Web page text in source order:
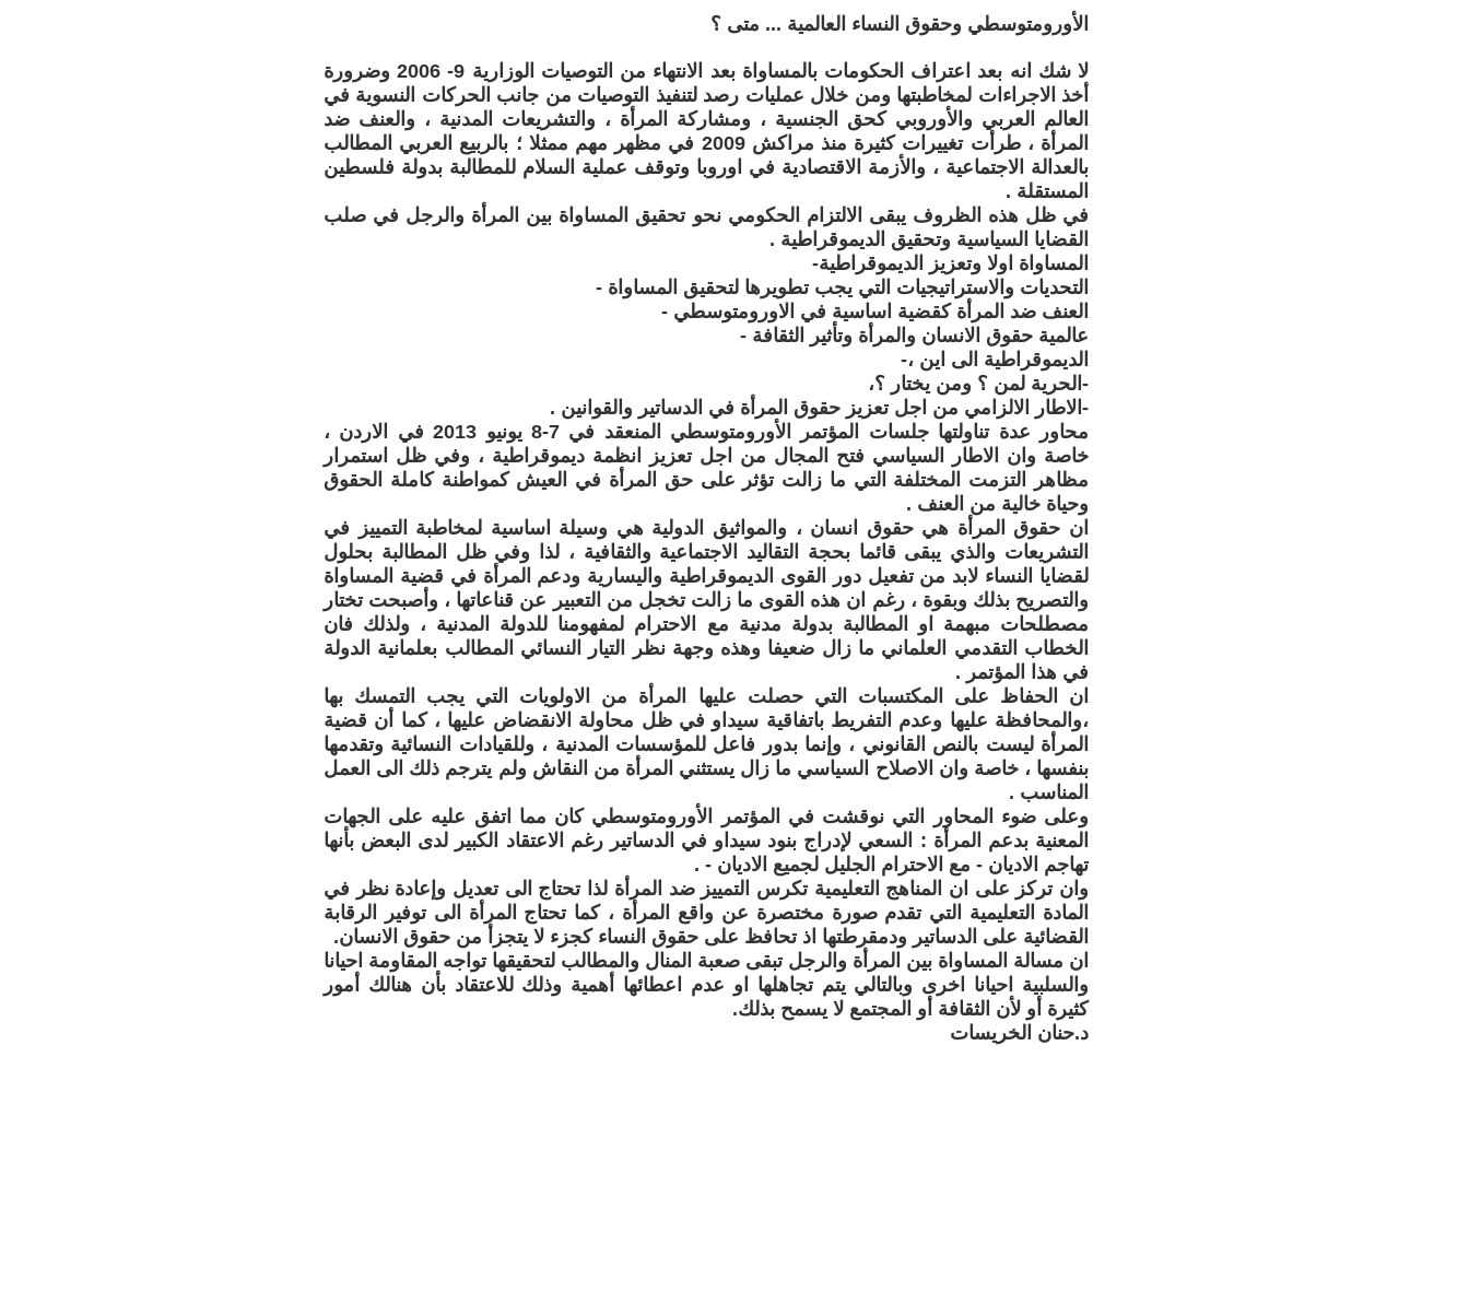
الأورومتوسطي وحقوق النساء العالمية ... متى ؟
لا شك انه بعد اعتراف الحكومات بالمساواة بعد الانتهاء من التوصيات الوزارية 9- 2006 وضرورة
أخذ الاجراءات لمخاطبتها ومن خلال عمليات رصد لتنفيذ التوصيات من جانب الحركات النسوية في
العالم العربي والأوروبي كحق الجنسية ، ومشاركة المرأة ، والتشريعات المدنية ، والعنف ضد
المرأة ، طرأت تغييرات كثيرة منذ مراكش 2009 في مظهر مهم ممثلا ؛ بالربيع العربي المطالب
بالعدالة الاجتماعية ، والأزمة الاقتصادية في اوروبا وتوقف عملية السلام للمطالبة بدولة فلسطين
المستقلة .
في ظل هذه الظروف يبقى الالتزام الحكومي نحو تحقيق المساواة بين المرأة والرجل في صلب
القضايا السياسية وتحقيق الديموقراطية .
المساواة اولا وتعزيز الديموقراطية-
التحديات والاستراتيجيات التي يجب تطويرها لتحقيق المساواة -
العنف ضد المرأة كقضية اساسية في الاورومتوسطي -
عالمية حقوق الانسان والمرأة وتأثير الثقافة -
الديموقراطية الى اين ،-
-الحرية لمن ؟ ومن يختار ؟،
-الاطار الالزامي من اجل تعزيز حقوق المرأة في الدساتير والقوانين .
محاور عدة تناولتها جلسات المؤتمر الأورومتوسطي المنعقد في 7-8 يونيو 2013 في الاردن ،
خاصة وان الاطار السياسي فتح المجال من اجل تعزيز انظمة ديموقراطية ، وفي ظل استمرار
مظاهر التزمت المختلفة التي ما زالت تؤثر على حق المرأة في العيش كمواطنة كاملة الحقوق
وحياة خالية من العنف .
ان حقوق المرأة هي حقوق انسان ، والمواثيق الدولية هي وسيلة اساسية لمخاطبة التمييز في
التشريعات والذي يبقى قائما بحجة التقاليد الاجتماعية والثقافية ، لذا وفي ظل المطالبة بحلول
لقضايا النساء لابد من تفعيل دور القوى الديموقراطية واليسارية ودعم المرأة في قضية المساواة
والتصريح بذلك وبقوة ، رغم ان هذه القوى ما زالت تخجل من التعبير عن قناعاتها ، وأصبحت تختار
مصطلحات مبهمة او المطالبة بدولة مدنية مع الاحترام لمفهومنا للدولة المدنية ، ولذلك فان
الخطاب التقدمي العلماني ما زال ضعيفا وهذه وجهة نظر التيار النسائي المطالب بعلمانية الدولة
في هذا المؤتمر .
ان الحفاظ على المكتسبات التي حصلت عليها المرأة من الاولويات التي يجب التمسك بها
،والمحافظة عليها وعدم التفريط باتفاقية سيداو في ظل محاولة الانقضاض عليها ، كما أن قضية
المرأة ليست بالنص القانوني ، وإنما بدور فاعل للمؤسسات المدنية ، وللقيادات النسائية وتقدمها
بنفسها ، خاصة وان الاصلاح السياسي ما زال يستثني المرأة من النقاش ولم يترجم ذلك الى العمل
المناسب .
وعلى ضوء المحاور التي نوقشت في المؤتمر الأورومتوسطي كان مما اتفق عليه على الجهات
المعنية بدعم المرأة : السعي لإدراج بنود سيداو في الدساتير رغم الاعتقاد الكبير لدى البعض بأنها
تهاجم الاديان - مع الاحترام الجليل لجميع الاديان - .
وان تركز على ان المناهج التعليمية تكرس التمييز ضد المرأة لذا تحتاج الى تعديل وإعادة نظر في
المادة التعليمية التي تقدم صورة مختصرة عن واقع المرأة ، كما تحتاج المرأة الى توفير الرقابة
القضائية على الدساتير ودمقرطتها اذ تحافظ على حقوق النساء كجزء لا يتجزأ من حقوق الانسان.
ان مسالة المساواة بين المرأة والرجل تبقى صعبة المنال والمطالب لتحقيقها تواجه المقاومة احيانا
والسلبية احيانا اخرى وبالتالي يتم تجاهلها او عدم اعطائها أهمية وذلك للاعتقاد بأن هنالك أمور
كثيرة أو لأن الثقافة أو المجتمع لا يسمح بذلك.
د.حنان الخريسات